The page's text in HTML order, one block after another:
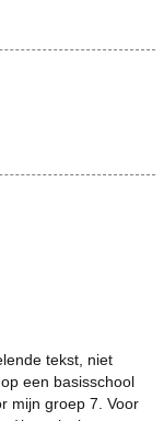
tekst, niet
een basisschool
mijn groep 7. Voor